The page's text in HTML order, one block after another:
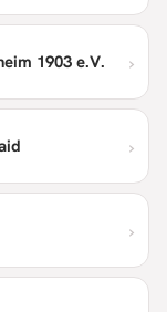
1903 e.V. ›
›
›